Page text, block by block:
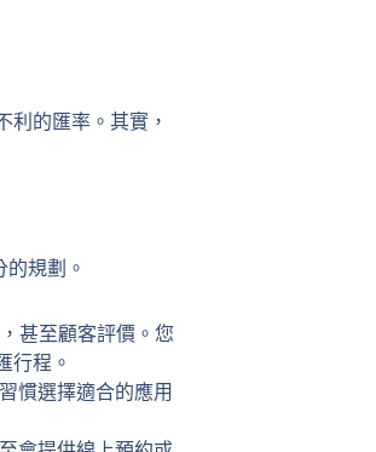
的匯率。其實，
規劃。
甚至顧客評價。您
行程。
慣選擇適合的應用